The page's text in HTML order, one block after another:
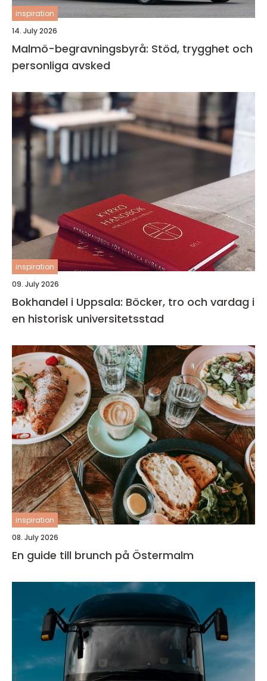
inspiration
14. July 2026
Malmö-begravningsbyrå: Stöd, trygghet och
personliga avsked
inspiration
09. July 2026
Bokhandel i Uppsala: Böcker, tro och vardag i
en historisk universitetsstad
inspiration
08. July 2026
En guide till brunch på Östermalm